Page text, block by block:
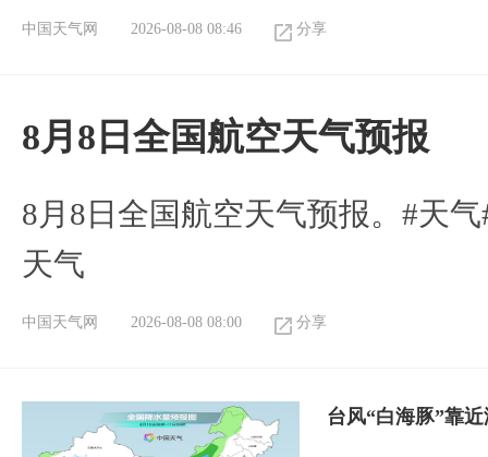
中国天气网 2026-08-08 08:46 分享
8月8日全国航空天气预报
8月8日全国航空天气预报。#天
天气
中国天气网 2026-08-08 08:00 分享
台风“白海豚”靠